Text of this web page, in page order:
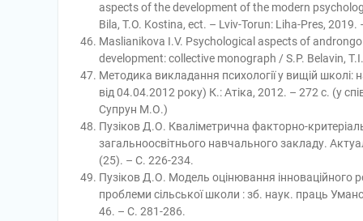
aspects of the development of the modern
Bila, T.O. Kostina, ect. – Lviv-Torun: Liha-Pres, 2019.
Maslianikova I.V. Psychological aspects of
development: collective monograph / S.P. Belavin,
Методика викладання психології у вищій
від 04.04.2012 року) К.: Атіка, 2012. – 272 с. (у
Супрун М.О.)
Пузіков Д.О. Кваліметрична факторно-
загальноосвітнього навчального закладу.
(25). – С. 226-234.
Пузіков Д.О. Модель оцінювання інноваційного
проблеми сільської школи : зб. наук. праць
46. – С. 281-286.